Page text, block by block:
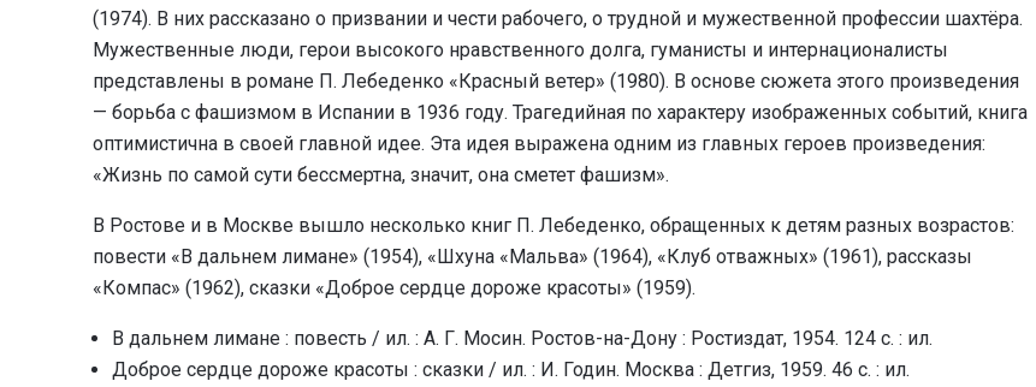
(1974). В них рассказано о призвании и чести рабочего, о трудной и мужественной профессии шахтёра.
Мужественные люди, герои высокого нравственного долга, гуманисты и интернационалисты
представлены в романе П. Лебеденко «Красный ветер» (1980). В основе сюжета этого произведения
— борьба с фашизмом в Испании в 1936 году. Трагедийная по характеру изображенных событий, книга
оптимистична в своей главной идее. Эта идея выражена одним из главных героев произведения:
«Жизнь по самой сути бессмертна, значит, она сметет фашизм».
В Ростове и в Москве вышло несколько книг П. Лебеденко, обращенных к детям разных возрастов:
повести «В дальнем лимане» (1954), «Шхуна «Мальва» (1964), «Клуб отважных» (1961), рассказы
«Компас» (1962), сказки «Доброе сердце дороже красоты» (1959).
В дальнем лимане : повесть / ил. : А. Г. Мосин. Ростов-на-Дону : Ростиздат, 1954. 124 с. : ил.
Доброе сердце дороже красоты : сказки / ил. : И. Годин. Москва : Детгиз, 1959. 46 с. : ил.